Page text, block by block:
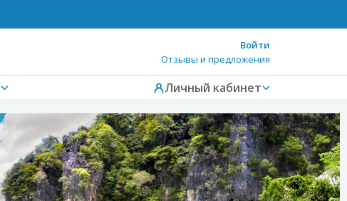
Войти
Отзывы и предложения
Личный кабинет